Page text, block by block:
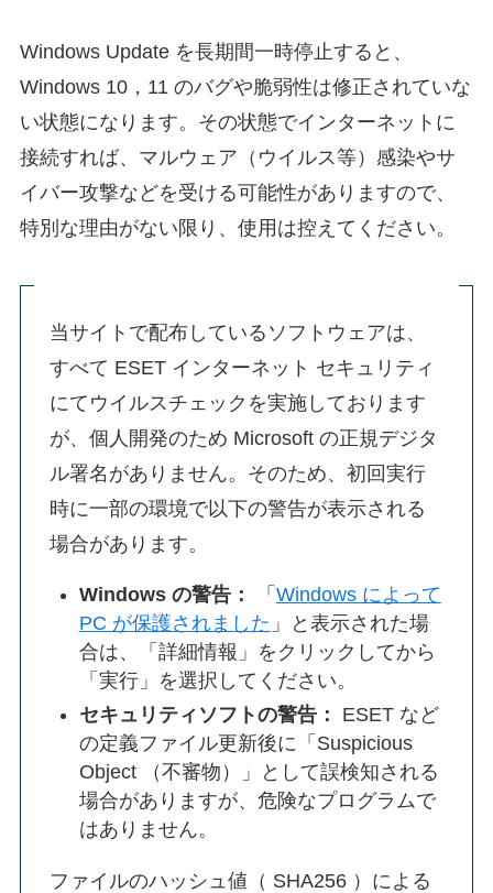
Windows Update を長期間一時停止すると、
Windows 10，11 のバグや脆弱性は修正されていな
い状態になります。その状態でインターネットに
接続すれば、マルウェア（ウイルス等）感染やサ
イバー攻撃などを受ける可能性がありますので、
特別な理由がない限り、使用は控えてください。
当サイトで配布しているソフトウェアは、
すべて ESET インターネット セキュリティ
にてウイルスチェックを実施しております
が、個人開発のため Microsoft の正規デジタ
ル署名がありません。そのため、初回実行
時に一部の環境で以下の警告が表示される
場合があります。
Windows の警告： 「 Windows によって
PC が保護されました 」と表示された場
合は、「詳細情報」をクリックしてから
「実行」を選択してください。
セキュリティソフトの警告：
ESET など
の定義ファイル更新後に「Suspicious
Object （不審物）」として誤検知される
場合がありますが、危険なプログラムで
はありません。
ファイルのハッシュ値（ SHA256 ）による